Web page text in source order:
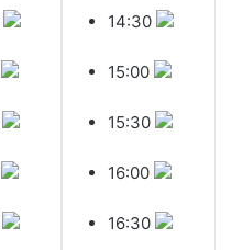
14:30
15:00
15:30
16:00
16:30